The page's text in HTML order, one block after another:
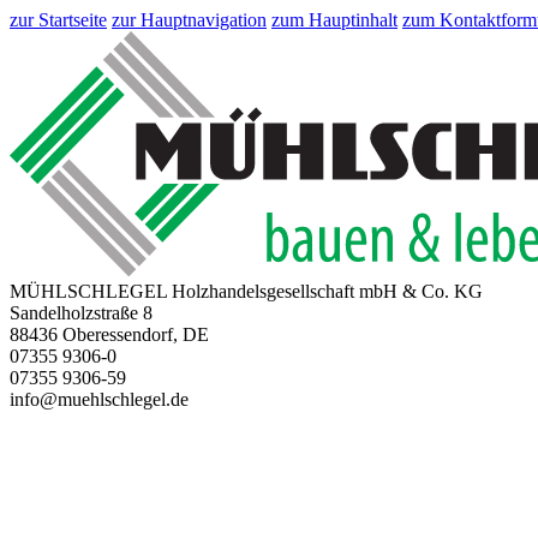
zur Startseite zur Hauptnavigation zum Hauptinhalt zum
MÜHLSCHLEGEL Holzhandelsgesellschaft mbH & Co. KG
Sandelholzstraße 8
88436 Oberessendorf, DE
07355 9306-0
07355 9306-59
info@muehlschlegel.de